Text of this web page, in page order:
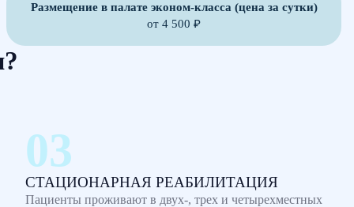
Размещение в палате эконом-класса (цена за сутки)
от 4 500 ₽
СТАЦИОНАРНАЯ РЕАБИЛИТАЦИЯ
Пациенты проживают в двух-, трех и четырехместных